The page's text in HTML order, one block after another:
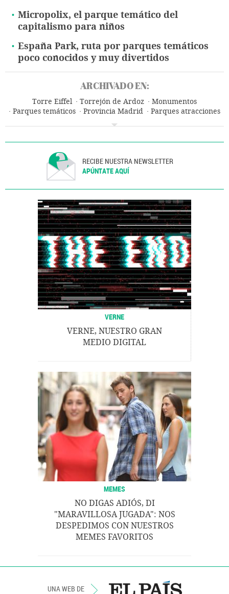
Micropolix, el parque temático del
capitalismo para niños
España Park, ruta por parques temáticos
poco conocidos y muy divertidos
ARCHIVADO EN:
Torre Eiffel Torrejón de Ardoz
Monumentos
Parques temáticos
Provincia Madrid
Parques atracciones
Patrimonio cultural
RECIBE NUESTRA NEWSLETTER
APÚNTATE AQUÍ
VERNE
VERNE, NUESTRO GRAN
MEDIO DIGITAL
MEMES
NO DIGAS ADIÓS, DI
"MARAVILLOSA JUGADA": NOS
DESPEDIMOS CON NUESTROS
MEMES FAVORITOS
UNA WEB DE